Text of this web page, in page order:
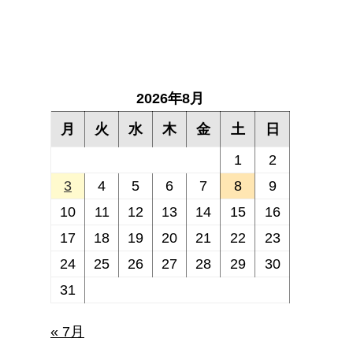
2026年8月
月
火 水 木 金 土
日
1
2
3
4 5 6 7 8
9
10
11 12 13 14 15
16
17
18 19 20 21 22
23
24
25 26 27 28 29
30
31
« 7月